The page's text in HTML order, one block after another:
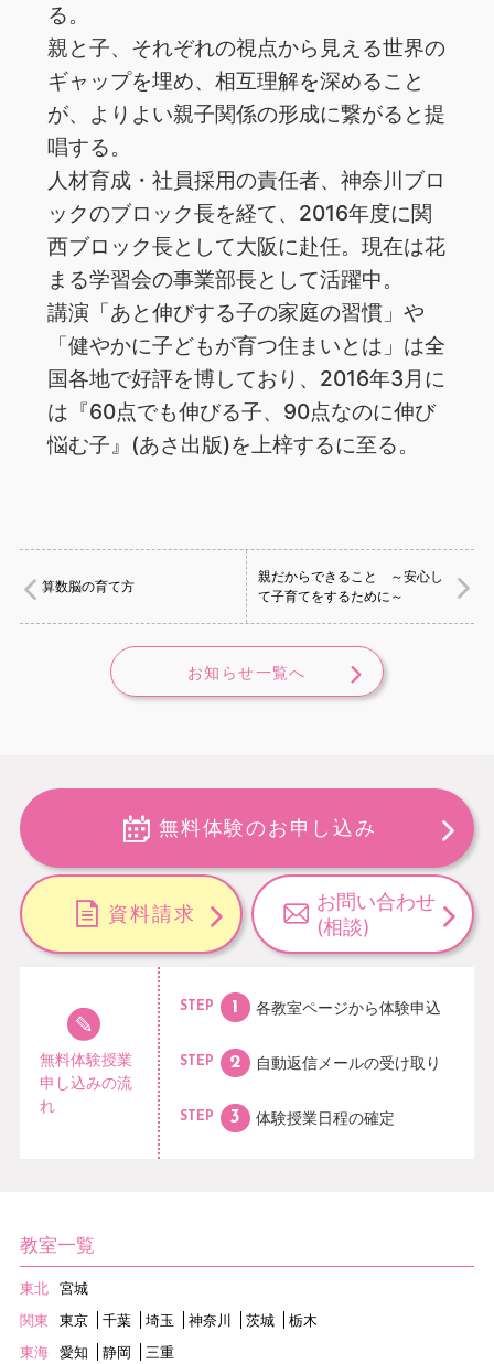
る。
親と子、それぞれの視点から見える世界の
ギャップを埋め、相互理解を深めること
が、よりよい親子関係の形成に繋がると提
唱する。
人材育成・社員採用の責任者、神奈川ブロ
ックのブロック長を経て、2016年度に関
西ブロック長として大阪に赴任。現在は花
まる学習会の事業部長として活躍中。
講演「あと伸びする子の家庭の習慣」や
「健やかに子どもが育つ住まいとは」は全
国各地で好評を博しており、2016年3月に
は『60点でも伸びる子、90点なのに伸び
悩む子』(あさ出版)を上梓するに至る。
算数脳の育て方
親だからできること ～安心し
て子育てをするために～
お知らせ一覧へ
無料体験のお申し込み
資料請求
お問い合わせ
(相談)
無料体験授業
申し込みの流
れ
STEP 各教室ページから体験申込
STEP 自動返信メールの受け取り
STEP 体験授業日程の確定
教室一覧
東北
宮城
関東
東京 千葉 埼玉 神奈川 茨城
栃木
東海
愛知 静岡
三重